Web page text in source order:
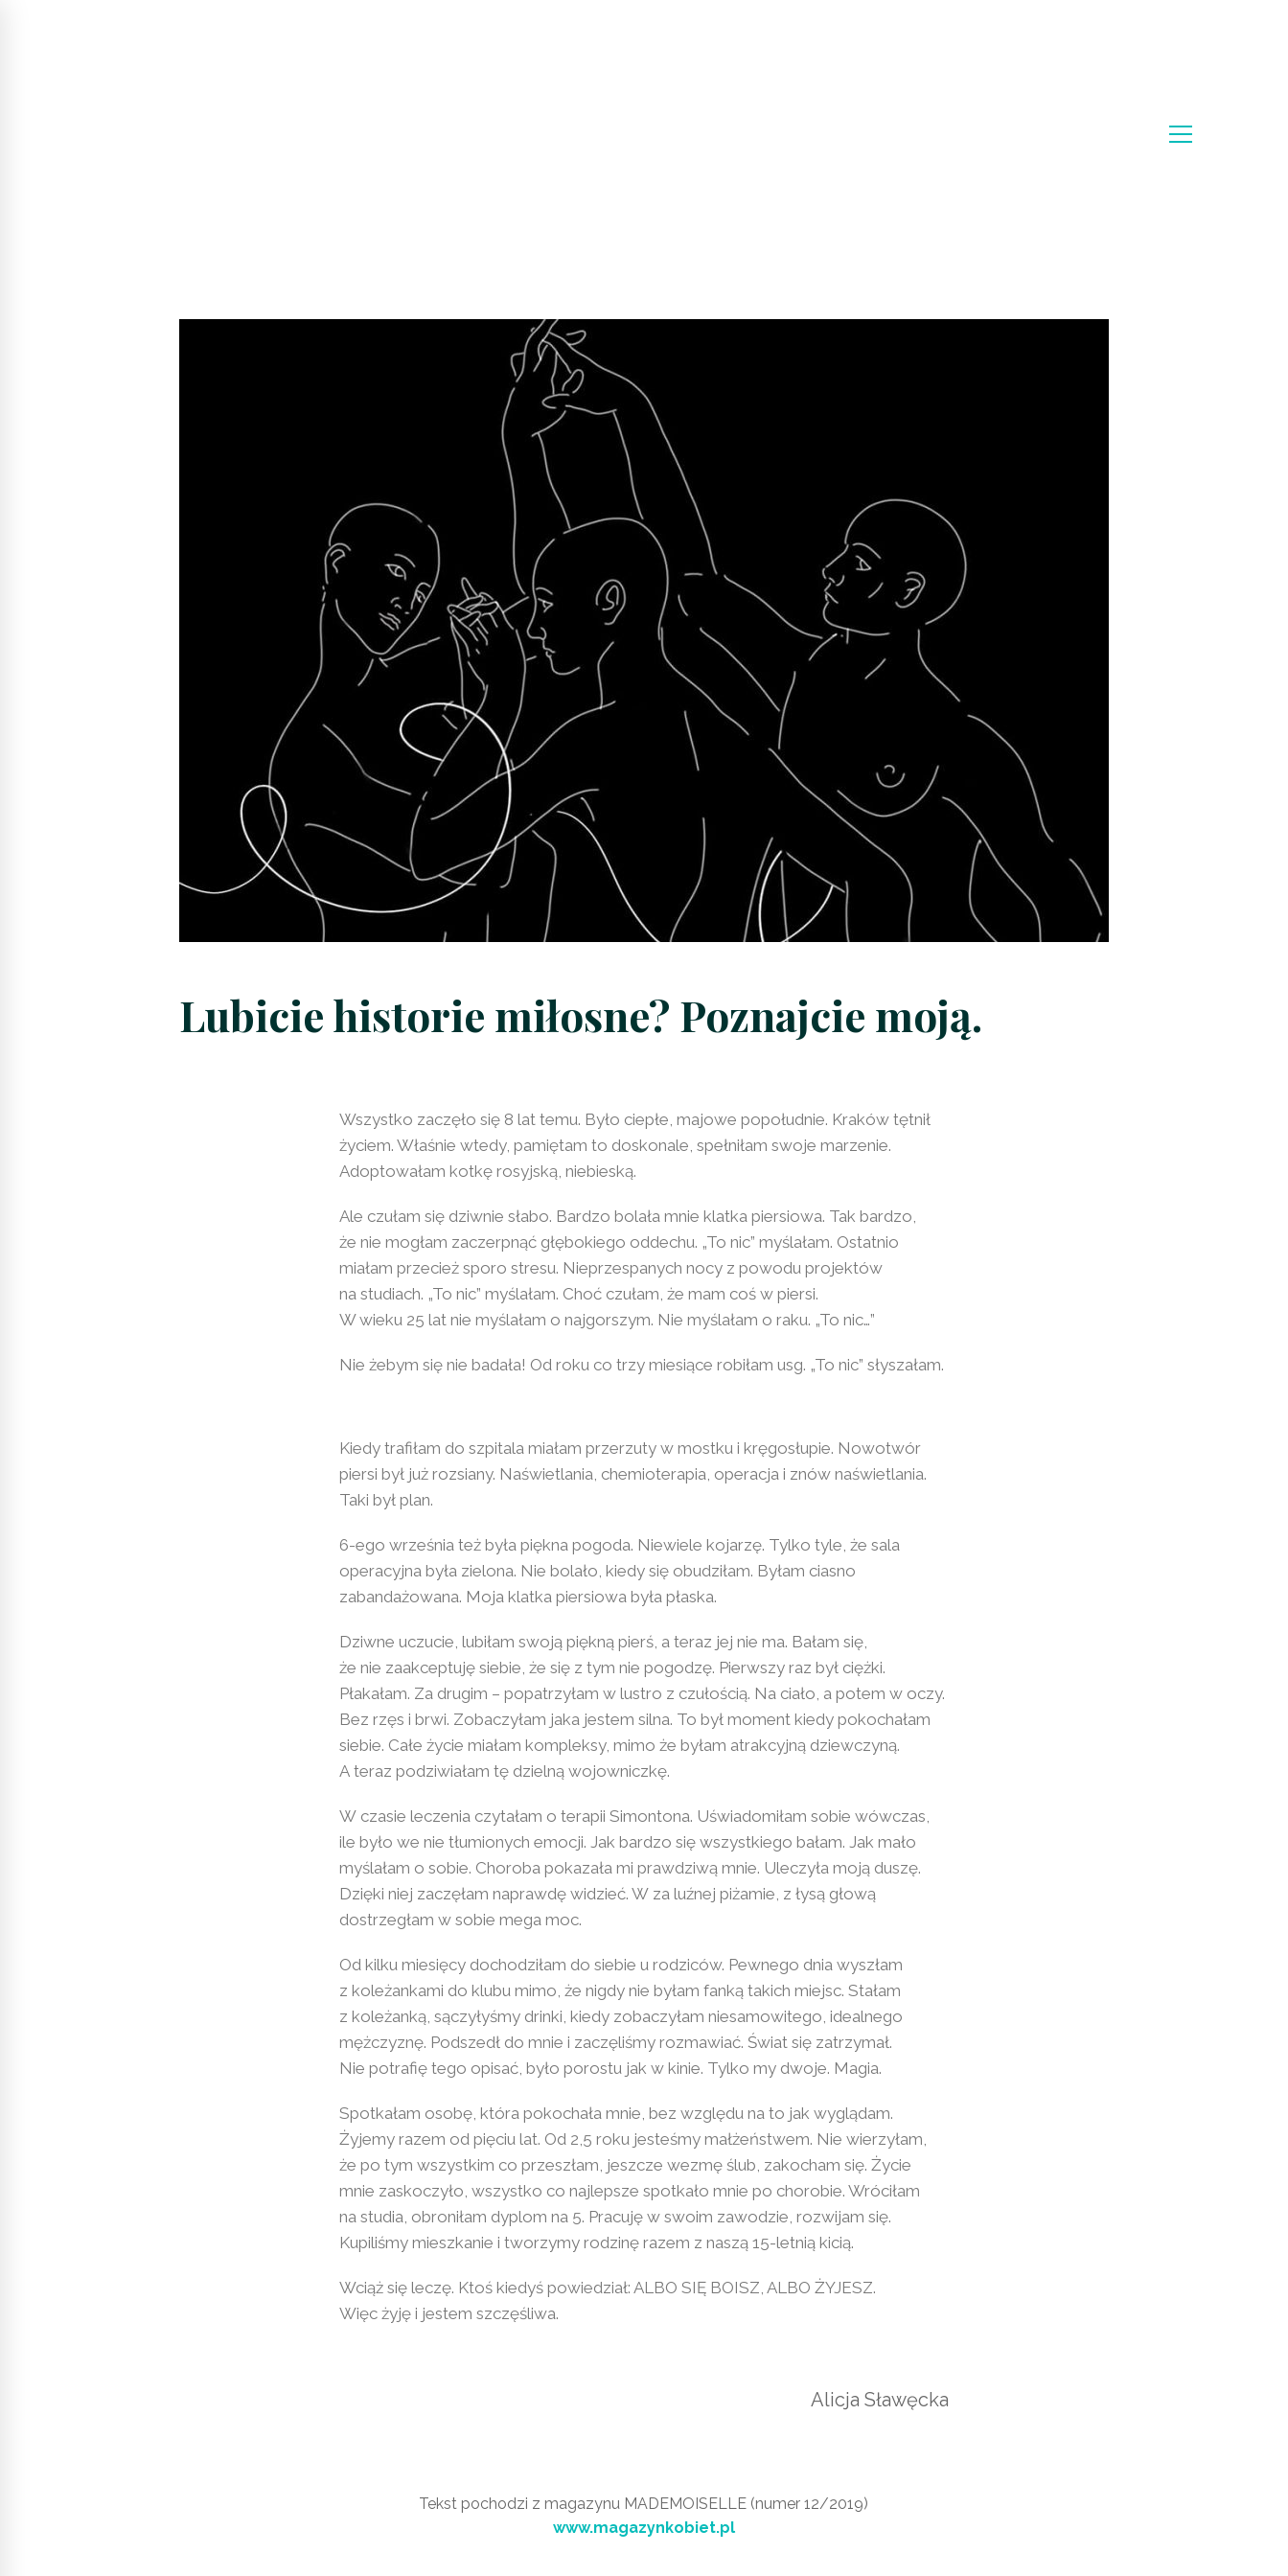
Lubicie historie miłosne? Poznajcie moją.
Wszystko zaczęło się 8 lat temu. Było ciepłe, majowe popołudnie. Kraków tętnił
życiem. Właśnie wtedy, pamiętam to doskonale, spełniłam swoje marzenie.
Adoptowałam kotkę rosyjską, niebieską.
Ale czułam się dziwnie słabo. Bardzo bolała mnie klatka piersiowa. Tak bardzo,
że nie mogłam zaczerpnąć głębokiego oddechu. „To nic” myślałam. Ostatnio
miałam przecież sporo stresu. Nieprzespanych nocy z powodu projektów
na studiach. „To nic” myślałam. Choć czułam, że mam coś w piersi.
W wieku 25 lat nie myślałam o najgorszym. Nie myślałam o raku. „To nic…”
Nie żebym się nie badała! Od roku co trzy miesiące robiłam usg. „To nic” słyszałam.
Kiedy trafiłam do szpitala miałam przerzuty w mostku i kręgosłupie. Nowotwór
piersi był już rozsiany. Naświetlania, chemioterapia, operacja i znów naświetlania.
Taki był plan.
6-ego września też była piękna pogoda. Niewiele kojarzę. Tylko tyle, że sala
operacyjna była zielona. Nie bolało, kiedy się obudziłam. Byłam ciasno
zabandażowana. Moja klatka piersiowa była płaska.
Dziwne uczucie, lubiłam swoją piękną pierś, a teraz jej nie ma. Bałam się,
że nie zaakceptuję siebie, że się z tym nie pogodzę. Pierwszy raz był ciężki.
Płakałam. Za drugim – popatrzyłam w lustro z czułością. Na ciało, a potem w oczy.
Bez rzęs i brwi. Zobaczyłam jaka jestem silna. To był moment kiedy pokochałam
siebie. Całe życie miałam kompleksy, mimo że byłam atrakcyjną dziewczyną.
A teraz podziwiałam tę dzielną wojowniczkę.
W czasie leczenia czytałam o terapii Simontona. Uświadomiłam sobie wówczas,
ile było we nie tłumionych emocji. Jak bardzo się wszystkiego bałam. Jak mało
myślałam o sobie. Choroba pokazała mi prawdziwą mnie. Uleczyła moją duszę.
Dzięki niej zaczęłam naprawdę widzieć. W za luźnej piżamie, z łysą głową
dostrzegłam w sobie mega moc.
Od kilku miesięcy dochodziłam do siebie u rodziców. Pewnego dnia wyszłam
z koleżankami do klubu mimo, że nigdy nie byłam fanką takich miejsc. Stałam
z koleżanką, sączyłyśmy drinki, kiedy zobaczyłam niesamowitego, idealnego
mężczyznę. Podszedł do mnie i zaczęliśmy rozmawiać. Świat się zatrzymał.
Nie potrafię tego opisać, było porostu jak w kinie. Tylko my dwoje. Magia.
Spotkałam osobę, która pokochała mnie, bez względu na to jak wyglądam.
Żyjemy razem od pięciu lat. Od 2,5 roku jesteśmy małżeństwem. Nie wierzyłam,
że po tym wszystkim co przeszłam, jeszcze wezmę ślub, zakocham się. Życie
mnie zaskoczyło, wszystko co najlepsze spotkało mnie po chorobie. Wróciłam
na studia, obroniłam dyplom na 5. Pracuję w swoim zawodzie, rozwijam się.
Kupiliśmy mieszkanie i tworzymy rodzinę razem z naszą 15-letnią kicią.
Wciąż się leczę. Ktoś kiedyś powiedział: ALBO SIĘ BOISZ, ALBO ŻYJESZ.
Więc żyję i jestem szczęśliwa.
Alicja Sławęcka
Tekst pochodzi z magazynu MADEMOISELLE (numer 12/2019)
www.magazynkobiet.pl